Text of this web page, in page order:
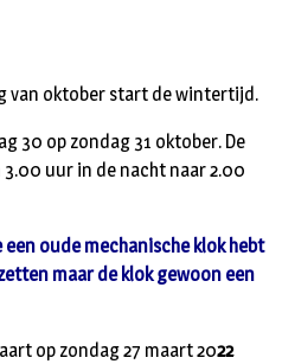
van oktober start de wintertijd.
30 op zondag 31 oktober. De
uur in de nacht naar 2.00
oude mechanische klok hebt
maar de klok gewoon een
op zondag 27 maart 2022